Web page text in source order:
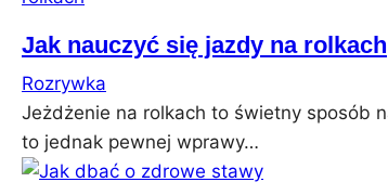
Jak nauczyć się jazdy na rolkach
Rozrywka
Jeżdżenie na rolkach to świetny sposób
to jednak pewnej wprawy…